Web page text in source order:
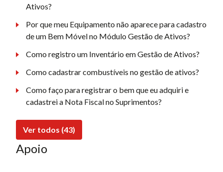
Ativos?
Por que meu Equipamento não aparece para cadastro
de um Bem Móvel no Módulo Gestão de Ativos?
Como registro um Inventário em Gestão de Ativos?
Como cadastrar combustíveis no gestão de ativos?
Como faço para registrar o bem que eu adquiri e
cadastrei a Nota Fiscal no Suprimentos?
Ver todos (43)
Apoio